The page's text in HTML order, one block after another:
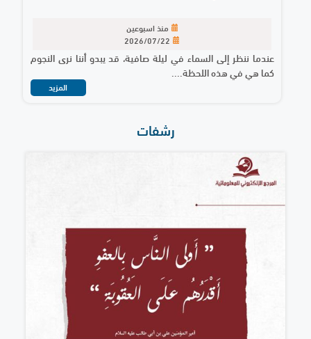
منذ اسبوعين
عندما ننظر إلى السماء في ليلة صافية، قد يبدو أننا نرى النجوم
كما هي في هذه اللحظة....
المزيد
رشفات